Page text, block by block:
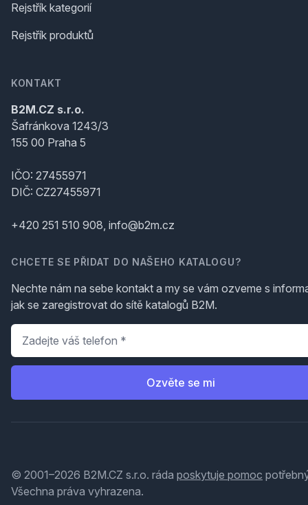
Rejstřík kategorií
Rejstřík produktů
KONTAKT
B2M.CZ s.r.o.
Šafránkova 1243/3
155 00 Praha 5
IČO: 27455971
DIČ: CZ27455971
+420 251 510 908, info@b2m.cz
CHCETE SE PŘIDAT DO NAŠEHO KATALOGU?
Nechte nám na sebe kontakt a my se vám ozveme s
jak se zaregistrovat do sítě katalogů B2M.
Telefon
Ozvěte se mi
© 2001–2026 B2M.CZ s.r.o. ráda poskytuje pomoc
Všechna práva vyhrazena.